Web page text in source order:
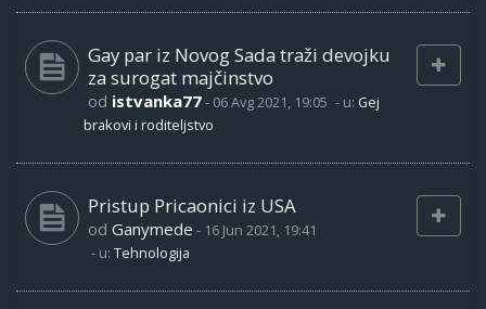
Gay par iz Novog Sada traži devojku
za surogat majčinstvo
od istvanka77- 06 Avg 2021, 19:05 - u: Gej
brakovi i roditeljstvo
Pristup Pricaonici iz USA
od Ganymede - 16 Jun 2021, 19:41
- u: Tehnologija